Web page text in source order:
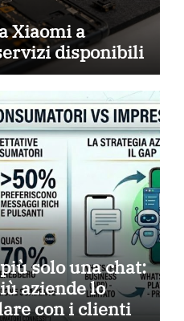
Xiaomi a
disponibili
solo una chat:
aziende lo
con i clienti